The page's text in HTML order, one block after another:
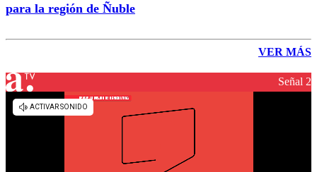
para la región de Ñuble
VER MÁS
Señal 2